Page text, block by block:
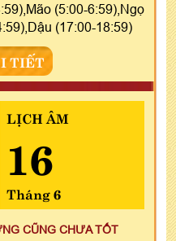
(5:00-6:59),Ngọ
(17:00-18:59)
TIẾT
LỊCH ÂM
16
Tháng 6
CŨNG CHƯA TỐT